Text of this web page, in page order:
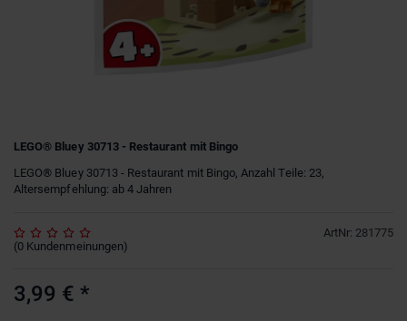
LEGO® Bluey 30713 - Restaurant mit Bingo
LEGO® Bluey 30713 - Restaurant mit Bingo, Anzahl Teile: 23,
Altersempfehlung: ab 4 Jahren
ArtNr: 281775
(0 Kundenmeinungen)
3,99 € *